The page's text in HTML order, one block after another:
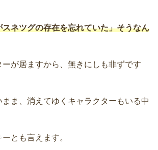
ネツグの存在を忘れていた」そうなん
が居ますから、無きにしも非ずです
ま、消えてゆくキャラクターもいる中
とも言えます。